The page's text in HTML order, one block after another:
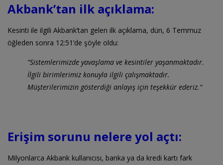
Akbank’tan ilk açıklama:
Kesinti ile ilgili Akbank’tan gelen ilk açıklama, dün, 6 Temmuz
öğleden sonra 12:51’de şöyle oldu:
“Sistemlerimizde yavaşlama ve kesintiler yaşanmaktadır.
İlgili birimlerimiz konuyla ilgili çalışmaktadır.
Müşterilerimizin gösterdiği anlayış için teşekkür ederiz.“
Erişim sorunu nelere yol açtı:
Milyonlarca Akbank kullanıcısı, banka ya da kredi kartı fark